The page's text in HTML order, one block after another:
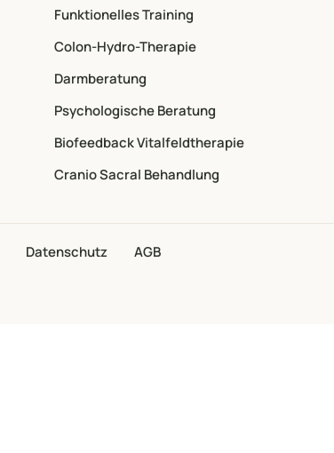
Funktionelles Training
Colon-Hydro-Therapie
Darmberatung
Psychologische Beratung
Biofeedback Vitalfeldtherapie
Cranio Sacral Behandlung
Datenschutz AGB